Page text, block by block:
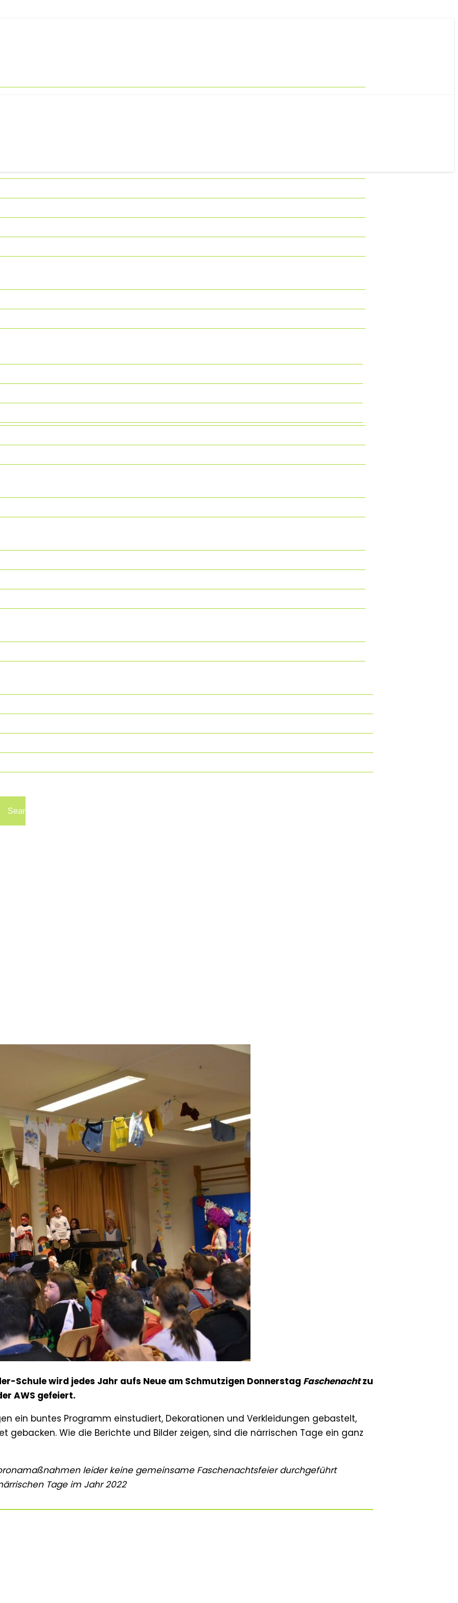
Schule wird jedes Jahr aufs Neue am Schmutzigen Donnerstag Faschenachtzu
AWS gefeiert.
ein buntes Programm einstudiert, Dekorationen und Verkleidungen gebastelt,
gebacken. Wie die Berichte und Bilder zeigen, sind die närrischen Tage ein ganz
leider keine gemeinsame Faschenachtsfeier durchgeführt
Tage im Jahr 2022